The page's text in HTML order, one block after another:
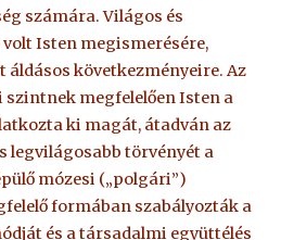
számára. Világos és
Isten megismerésére,
áldásos következményeire. Az
megfelelően Isten a
ki magát, átadván az
legvilágosabb törvényét a
mózesi („polgári”)
formában szabályozták a
és a társadalmi együttélés